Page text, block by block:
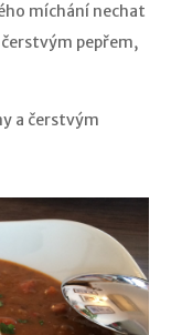
míchání nechat
pepřem,
a čerstvým